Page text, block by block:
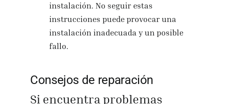
instalación. No seguir estas
instrucciones puede provocar una
instalación inadecuada y un posible
fallo.
Consejos de reparación
Si encuentra problemas